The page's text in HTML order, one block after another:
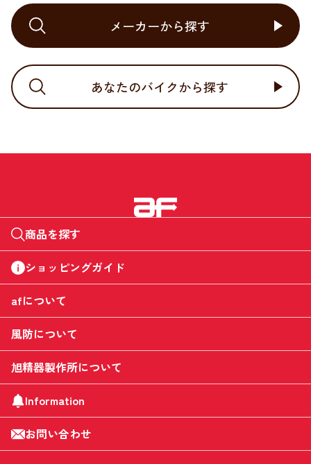
メーカーから探す
あなたのバイクから探す
商品を探す
ショッピングガイド
afについて
風防について
旭精器製作所について
Information
お問い合わせ